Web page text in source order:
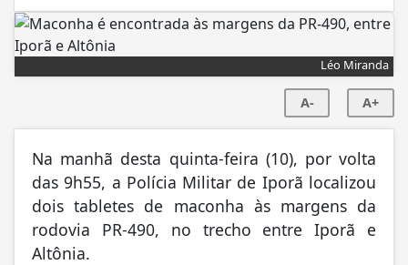
Léo Miranda
A- A+
Na manhã desta quinta-feira (10), por volta
das 9h55, a Polícia Militar de Iporã localizou
dois tabletes de maconha às margens da
rodovia PR-490, no trecho entre Iporã e
Altônia.